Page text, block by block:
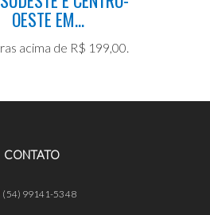
OESTE EM...
acima de R$ 199,00.
CONTATO
(54) 99141-5348